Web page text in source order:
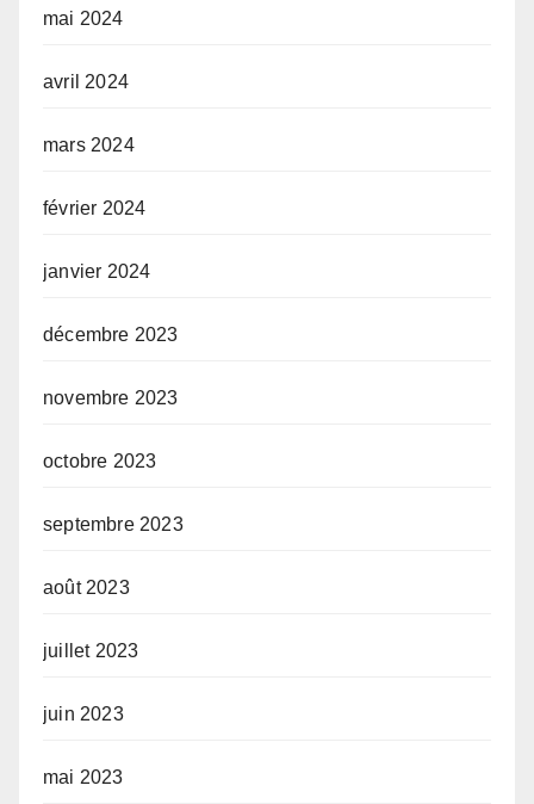
mai 2024
avril 2024
mars 2024
février 2024
janvier 2024
décembre 2023
novembre 2023
octobre 2023
septembre 2023
août 2023
juillet 2023
juin 2023
mai 2023